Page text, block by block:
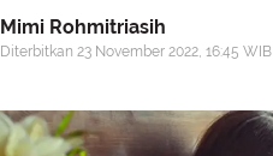
Mimi Rohmitriasih
Diterbitkan 23 November 2022, 16:45 WIB